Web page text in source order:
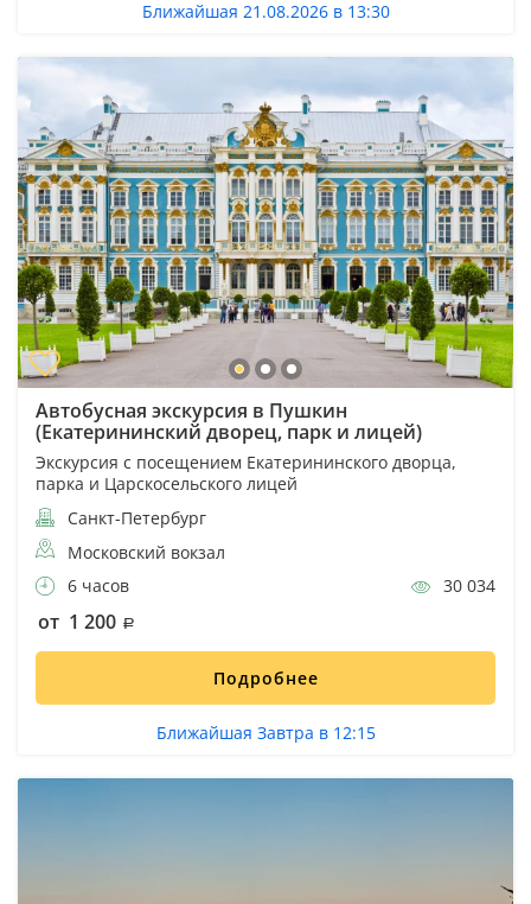
Ближайшая 21.08.2026 в 13:30
Автобусная экскурсия в Пушкин
(Екатерининский дворец, парк и лицей)
Экскурсия с посещением Екатерининского дворца,
парка и Царскосельского лицей
Санкт-Петербург
Московский вокзал
6 часов
30 034
от 1 200
Подробнее
Ближайшая Завтра в 12:15